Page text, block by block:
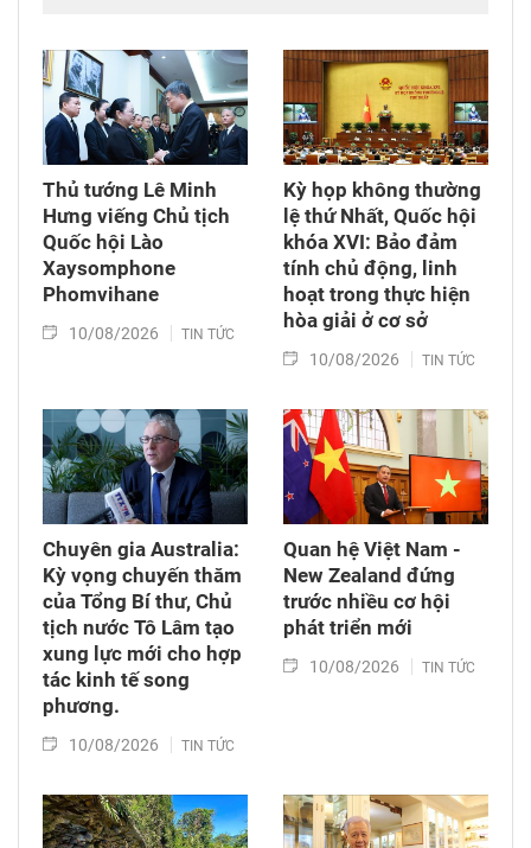
học Công nghệ Sydney.
Thủ tướng Lê Minh
Hưng viếng Chủ tịch
Quốc hội Lào
Xaysomphone
Phomvihane
10/08/2026 TIN TỨC
Kỳ họp không thường
lệ thứ Nhất, Quốc hội
khóa XVI: Bảo đảm
tính chủ động, linh
hoạt trong thực hiện
hòa giải ở cơ sở
10/08/2026 TIN TỨC
Chuyên gia Australia:
Kỳ vọng chuyến thăm
của Tổng Bí thư, Chủ
tịch nước Tô Lâm tạo
xung lực mới cho hợp
tác kinh tế song
phương.
10/08/2026 TIN TỨC
Quan hệ Việt Nam -
New Zealand đứng
trước nhiều cơ hội
phát triển mới
10/08/2026 TIN TỨC